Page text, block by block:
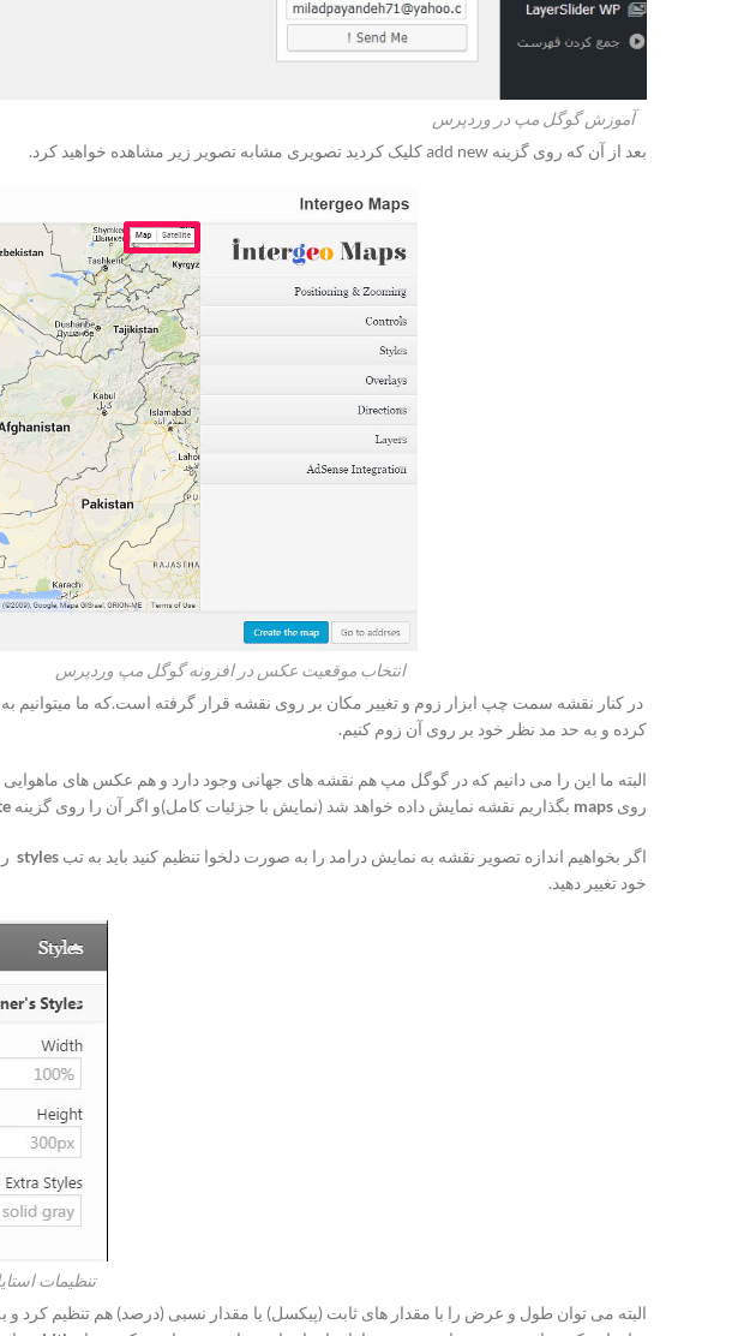
آموزش گوگل مپ در وردپرس
بعد از آن که روی گزینه add new کلیک کردید تصویری مشابه تصویر زیر مشاهده خواهید کرد.
انتخاب موقعیت عکس در افزونه گوگل مپ وردپرس
در کنار نقشه سمت چپ ابزار زوم و تغییر مکان بر روی نقشه قرار گرفته است.که ما
کرده و به حد مد نظر خود بر روی آن زوم کنیم.
البته ما این را می دانیم که در گوگل مپ هم نقشه های جهانی وجود دارد و هم عکس های
روی maps بگذاریم نقشه نمایش داده خواهد شد (نمایش با جزئیات کامل)و اگر آن را روی گزینه
اگر بخواهیم اندازه تصویر نقشه به نمایش درامد را به صورت دلخوا تنظیم کنید باید به تب
خود تغییر دهید.
تنظیمات
البته می توان طول و عرض را با مقدار های ثابت (پیکسل) یا مقدار نسبی (درصد) هم تنظیم کرد و